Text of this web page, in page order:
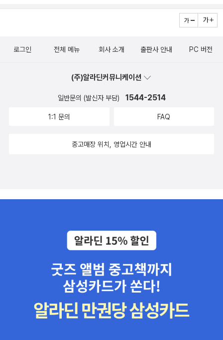
로그인 전체 메뉴 회사 소개 출판사 안내 PC 버전
(주)알라딘커뮤니케이션
일반문의 (발신자 부담) 1544-2514
1:1 문의 FAQ
중고매장 위치, 영업시간 안내